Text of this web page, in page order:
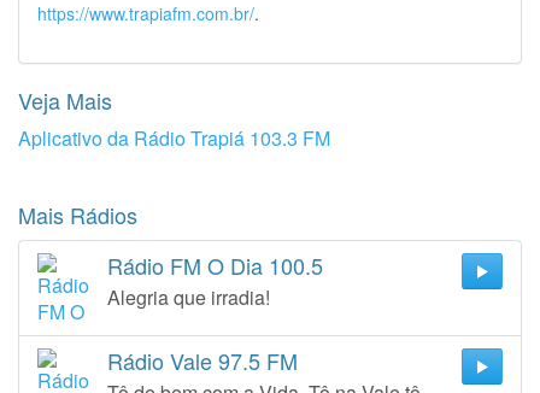
https://www.trapiafm.com.br/.
Veja Mais
Aplicativo da Rádio Trapiá 103.3 FM
Mais Rádios
Rádio FM O Dia 100.5
Alegria que irradia!
Rádio Vale 97.5 FM